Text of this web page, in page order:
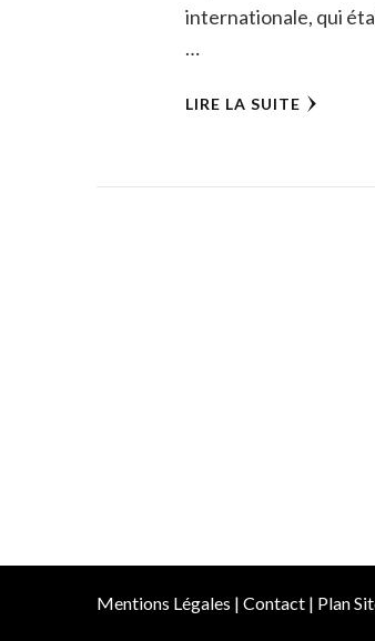
internationale, qui
…
LIRE LA SUITE
Mentions Légales | Contact | Plan